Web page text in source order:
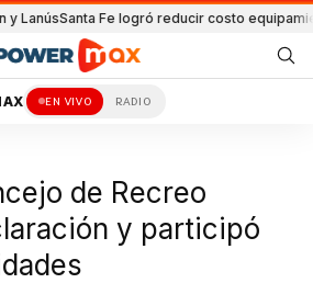
Fe logró reducir costo equipamiento
EN VIVO RADIO
de Recreo
y participó